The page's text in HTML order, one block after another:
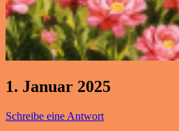
1. Januar 2025
Schreibe eine Antwort